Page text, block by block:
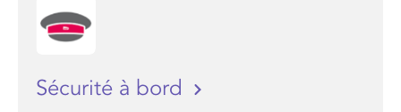
Sécurité à bord